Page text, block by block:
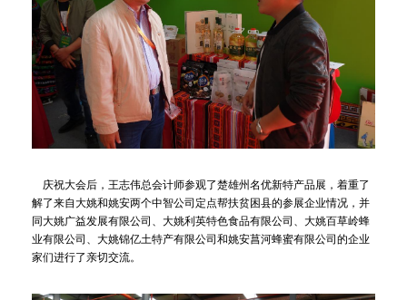
庆祝大会后，王志伟总会计师参观了楚雄州名优新特产品展，着重了
解了来自大姚和姚安两个中智公司定点帮扶贫困县的参展企业情况，并
同大姚广益发展有限公司、大姚利英特色食品有限公司、大姚百草岭蜂
业有限公司、大姚锦亿土特产有限公司和姚安菖河蜂蜜有限公司的企业
家们进行了亲切交流。